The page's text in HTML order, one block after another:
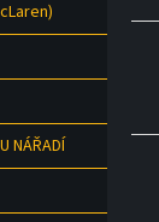
NÁŘADÍ